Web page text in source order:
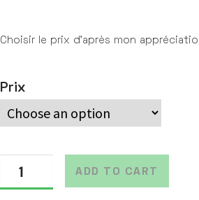
Choisir le prix d’après mon
Prix
ADD TO CART